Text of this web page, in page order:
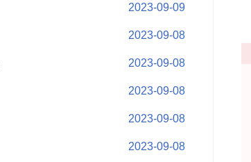
2023-09-09
2023-09-08
2023-09-08
2023-09-08
2023-09-08
2023-09-08